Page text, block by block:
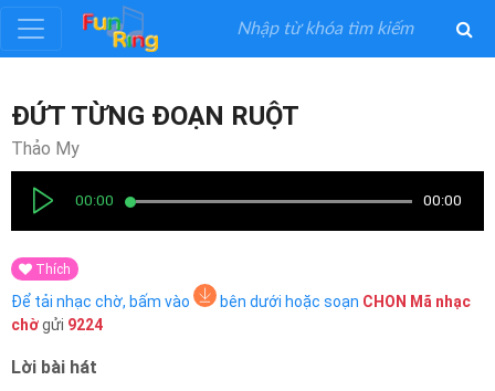
Đăng
ký
nhập
Thể
Loại
Nghệ
ĐỨT TỪNG ĐOẠN RUỘT
Thảo My
00:00 00:00
Thích
Để tải nhạc chờ, bấm vào bên dưới hoặc soạn CHON Mã nhạc
chờgửi 9224
Lời bài hát